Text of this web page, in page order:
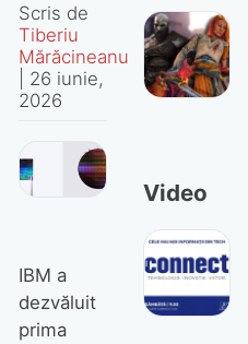
Scris de
Tiberiu
Mărăcineanu
26 iunie,
2026
IBM a
dezvăluit
prima
Video